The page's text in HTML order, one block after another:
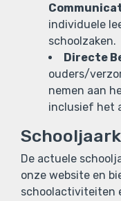
individuele
schoolzaken.
Directe
ouders/
nemen aan
inclusief het
De actuele
onze website en
schoolactiviteiten